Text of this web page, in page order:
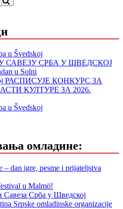
u Švedskoj
САВЕЗУ СРБА У ШВЕДСКОЈ
u Solni
РАСПИСУЈЕ КОНКУРС ЗА
КУЛТУРЕ ЗА 2026.
u Švedskoj
омладине:
dan igre, pesme i prijateljstva
u Malmö!
Срба у Шведској
Srpske omladinske organizacije